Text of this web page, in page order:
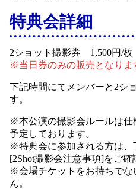
特典会詳細
2ショット撮影券 1,500円/枚
※当日券のみの販売となりま
下記時間にてメンバーと2シ
す。
※本公演の撮影会ルールは仕
予定しております。
※特典会に参加される方は、
[2Shot撮影会注意事項]をご確
※会場チケットをお持ちでな
ん。